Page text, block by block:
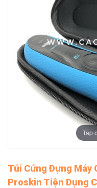
Tap
Túi Cứng Đựng Máy
Proskin Tiện Dụng